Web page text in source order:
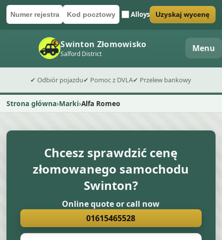
Numer rejestracyjny
Kod pocztowyAlloys
Wyślij formularz wyceny Uzyskaj wycenę
Swinton Złomowisko
Salford District Menu
✔ Odbiór pojazdu✔ Pomoc z DVLA✔ Przelew bankowy
Strona główna Marki Alfa Romeo
Chcesz sprawdzić cenę
złomowanego samochodu
Swinton?
Online quote or call now
01615465528